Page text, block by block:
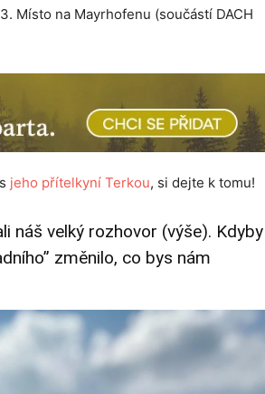
Místo na Mayrhofenu (součástí DACH
jeho přítelkyní Terkou, si dejte k tomu!
náš velký rozhovor (výše). Kdyby
změnilo, co bys nám